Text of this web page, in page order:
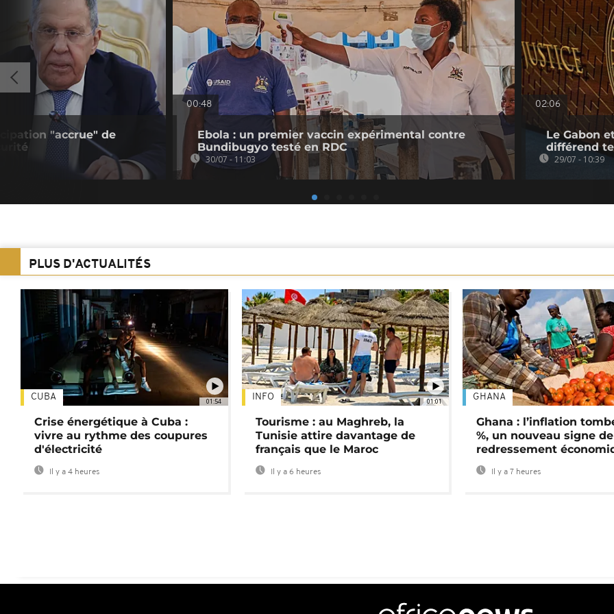
"accrue" de
00:48
Ebola : un premier vaccin expérimental contre
Bundibugyo testé en RDC
30/07 - 11:03
02:06
Le Gabon
différend
29/07 - 10:39
PLUS D'ACTUALITÉS
01:54
CUBA
Crise énergétique à Cuba :
vivre au rythme des coupures
d'électricité
Il y a 4 heures
01:01
INFO
Tourisme : au Maghreb, la
Tunisie attire davantage de
français que le Maroc
Il y a 6 heures
GHANA
Ghana : l’inflation
%, un nouveau signe de
redressement
Il y a 7 heures